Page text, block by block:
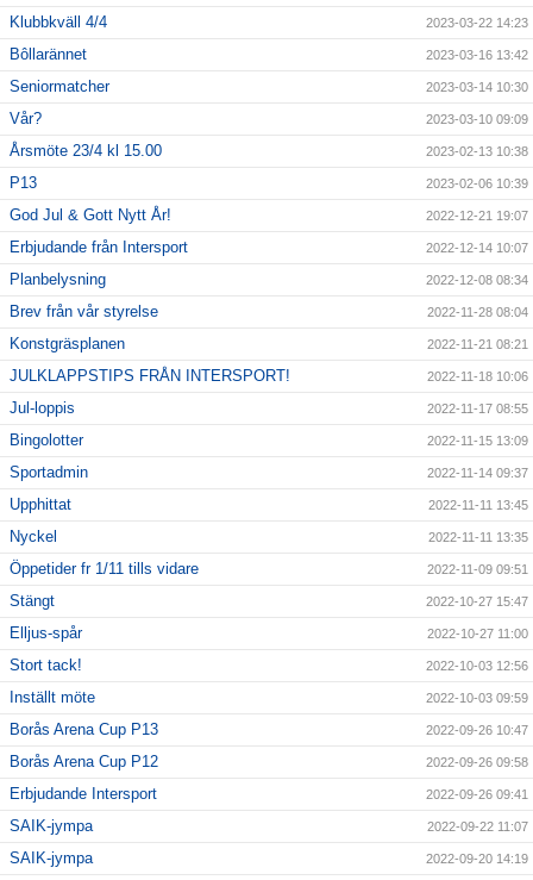
Klubbkväll 4/4 2023-03-22 14:23
Bôllarännet 2023-03-16 13:42
Seniormatcher 2023-03-14 10:30
Vår? 2023-03-10 09:09
Årsmöte 23/4 kl 15.00 2023-02-13 10:38
P13 2023-02-06 10:39
God Jul & Gott Nytt År! 2022-12-21 19:07
Erbjudande från Intersport 2022-12-14 10:07
Planbelysning 2022-12-08 08:34
Brev från vår styrelse 2022-11-28 08:04
Konstgräsplanen 2022-11-21 08:21
JULKLAPPSTIPS FRÅN INTERSPORT! 2022-11-18 10:06
Jul-loppis 2022-11-17 08:55
Bingolotter 2022-11-15 13:09
Sportadmin 2022-11-14 09:37
Upphittat 2022-11-11 13:45
Nyckel 2022-11-11 13:35
Öppetider fr 1/11 tills vidare 2022-11-09 09:51
Stängt 2022-10-27 15:47
Elljus-spår 2022-10-27 11:00
Stort tack! 2022-10-03 12:56
Inställt möte 2022-10-03 09:59
Borås Arena Cup P13 2022-09-26 10:47
Borås Arena Cup P12 2022-09-26 09:58
Erbjudande Intersport 2022-09-26 09:41
SAIK-jympa 2022-09-22 11:07
SAIK-jympa 2022-09-20 14:19